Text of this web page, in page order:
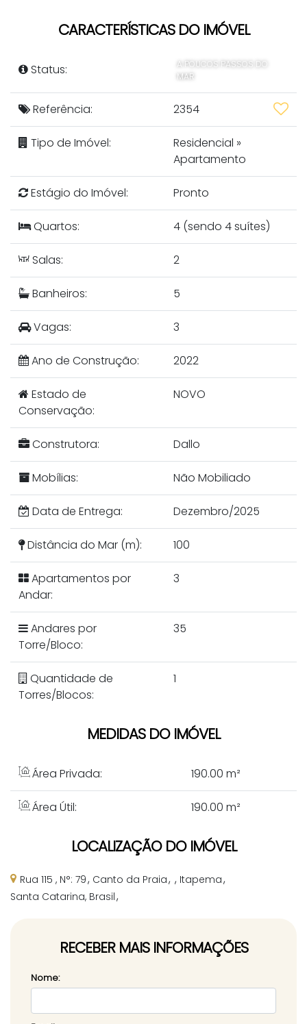
CARACTERÍSTICAS DO IMÓVEL
Status:
A POUCOS PASSOS DO
MAR
Referência: 2354
Tipo de Imóvel: Residencial »
Apartamento
Estágio do Imóvel: Pronto
Quartos: 4 (sendo 4 suítes)
Salas: 2
Banheiros: 5
Vagas: 3
Ano de Construção: 2022
Estado de
Conservação:
NOVO
Construtora: Dallo
Mobílias: Não Mobiliado
Data de Entrega: Dezembro/2025
Distância do Mar (m): 100
Apartamentos por
Andar:
3
Andares por
Torre/Bloco:
35
Quantidade de
Torres/Blocos:
1
MEDIDAS DO IMÓVEL
Área Privada: 190.00 m²
Área Útil: 190.00 m²
LOCALIZAÇÃO DO IMÓVEL
Rua 115 , N°: 79 Canto da Praia
Itapema
Santa Catarina, Brasil
RECEBER MAIS INFORMAÇÕES
Nome: